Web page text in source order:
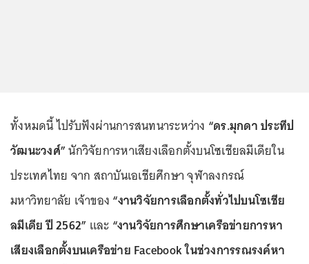
ทั้งหมดนี้ ไปรับฟังผ่านการสนทนาระหว่าง “ดร.มุกดา ประทีป
วัฒนะวงศ์”นักวิจัยการหาเสียงเลือกตั้งบนโซเชียลมีเดียใน
ประเทศไทย จาก สถาบันเอเชียศึกษา จุฬาลงกรณ์
มหาวิทยาลัย เจ้าของ “งานวิจัยการเลือกตั้งทั่วไปบนโซเชีย
ลมีเดีย ปี 2562” และ “งานวิจัยการศึกษาเครือข่ายการหา
เสียงเลือกตั้งบนเครือข่าย Facebook ในช่วงการรณรงค์หา